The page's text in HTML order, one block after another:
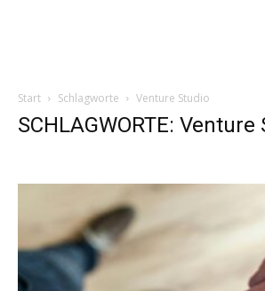
Start Schlagworte Venture Studio
SCHLAGWORTE: Venture